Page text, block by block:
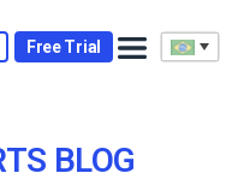
Free Trial
BLOG